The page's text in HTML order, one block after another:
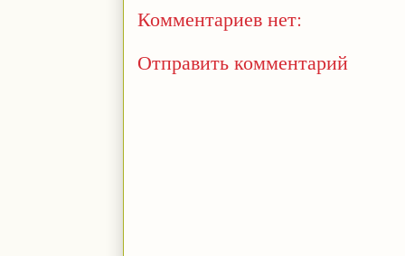
Комментариев нет:
Отправить комментарий